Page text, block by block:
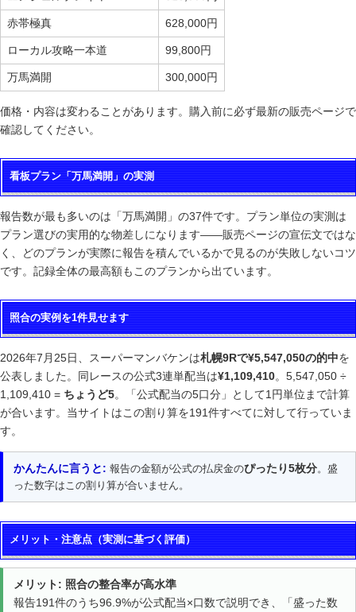
赤帯極真 628,000円
ローカル攻略一本道 99,800円
万馬満開 300,000円
価格・内容は変わることがあります。購入前に必ず最新の販売ページで
確認してください。
看板プラン「万馬満開」の実測
報告数が最も多いのは「万馬満開」の37件です。プラン単位の実測は
プラン選びの実用的な物差しになります——販売ページの宣伝文ではな
く、どのプランが実際に報告を積んでいるかで見るのが失敗しないコツ
です。記録全体の最高額もこのプランから出ています。
照合の実例を1件見せます
2026年7月25日、スーパーマンバケンは札幌9Rで¥5,547,050の的中を
公表しました。同レースの公式3連単配当は¥1,109,410。5,547,050 ÷
1,109,410 = ちょうど5。「公式配当の5口分」として1円単位まで計算
が合います。当サイトはこの割り算を191件すべてに対して行っていま
す。
かんたんに言うと: 報告の金額が公式の払戻金のぴったり5枚分。盛
った数字はこの割り算が合いません。
メリット・注意点（実測に基づく評価）
メリット: 照合の整合率が高水準
報告191件のうち96.9%が公式配当×口数で説明でき、「盛った数